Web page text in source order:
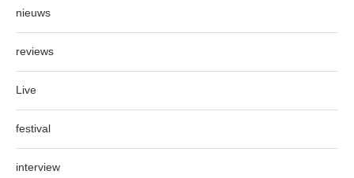
nieuws
reviews
Live
festival
interview